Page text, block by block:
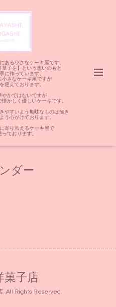
ある小さなケーキ屋です。
菓子を】という想いのもと
に作っています。
小さなケーキ屋ですが
迎えております。
やかではないですが
懐かしく優しいケーキです。
やすいよう無駄なものは省き
う心がけております。
寄り添えるケーキ屋で
ております。
ダー
菓子店
. All Rights Reserved.